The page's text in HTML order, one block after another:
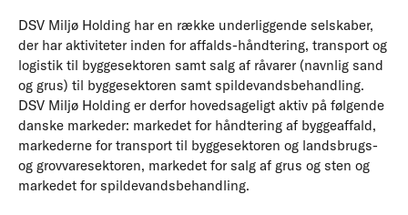
DSV Miljø Holding har en række underliggende selskaber,
der har aktiviteter inden for affalds-håndtering, transport og
logistik til byggesektoren samt salg af råvarer (navnlig sand
og grus) til byggesektoren samt spildevandsbehandling.
DSV Miljø Holding er derfor hovedsageligt aktiv på følgende
danske markeder: markedet for håndtering af byggeaffald,
markederne for transport til byggesektoren og landsbrugs-
og grovvaresektoren, markedet for salg af grus og sten og
markedet for spildevandsbehandling.